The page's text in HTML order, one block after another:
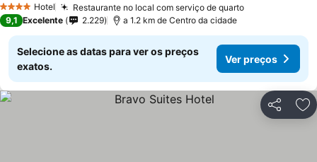
4 EstrelasHotel Restaurante no local com serviço de quarto
9,1 Excelente 2.229 a 1.2 km de Centro da cidade
Selecione as datas para ver os preços
exatos.
Ver preços
Partilhar